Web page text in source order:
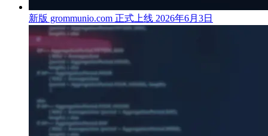
新版 grommunio.com 正式上线 2026年6月3日